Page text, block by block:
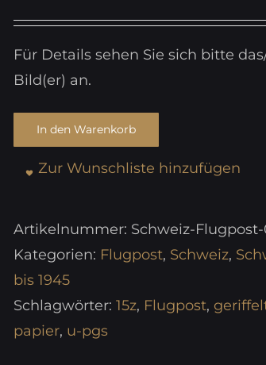
Für Details sehen Sie sich bitte
Bild(er) an.
In den Warenkorb
Zur Wunschliste hinzufügen
Artikelnummer: Schweiz-Flugpost-
Kategorien: Flugpost, Schweiz,
bis 1945
Schlagwörter: 15z, Flugpost,
papier, u-pgs